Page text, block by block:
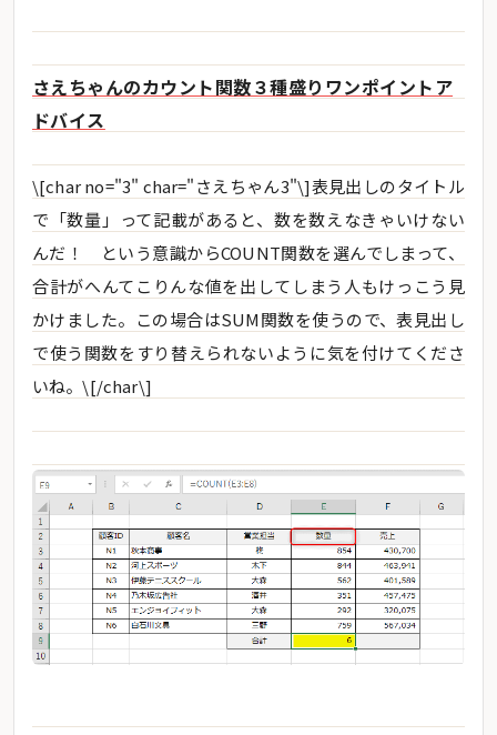
さえちゃんのカウント関数３種盛りワンポイントア
ドバイス
\[char no="3" char="さえちゃん3"\]表見出しのタイトル
で「数量」って記載があると、数を数えなきゃいけない
んだ！ という意識からCOUNT関数を選んでしまって、
合計がへんてこりんな値を出してしまう人もけっこう見
かけました。この場合はSUM関数を使うので、表見出し
で使う関数をすり替えられないように気を付けてくださ
いね。\[/char\]